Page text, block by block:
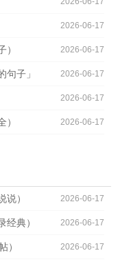
2026-06-17
2026-06-17
子」 2026-06-17
2026-06-17
2026-06-17
） 2026-06-17
经典） 2026-06-17
） 2026-06-17